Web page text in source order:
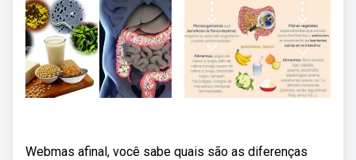
Webmas afinal, você sabe quais são as diferenças